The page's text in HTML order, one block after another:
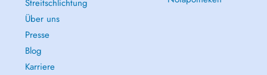
Streitschlichtung
Über uns
Presse
Blog
Karriere